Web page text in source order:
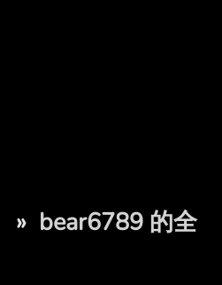
» bear6789 的全